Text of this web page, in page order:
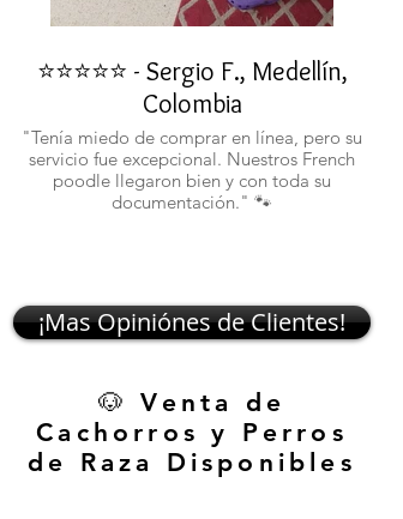
⭐⭐⭐⭐⭐ - Sergio F., Medellín,
Colombia
"Tenía miedo de comprar en línea, pero su
servicio fue excepcional. Nuestros French
poodle llegaron bien y con toda su
documentación." 🐾
¡Mas Opiniónes de Clientes!
🐶 Venta de
Cachorros y Perros
de Raza Disponibles